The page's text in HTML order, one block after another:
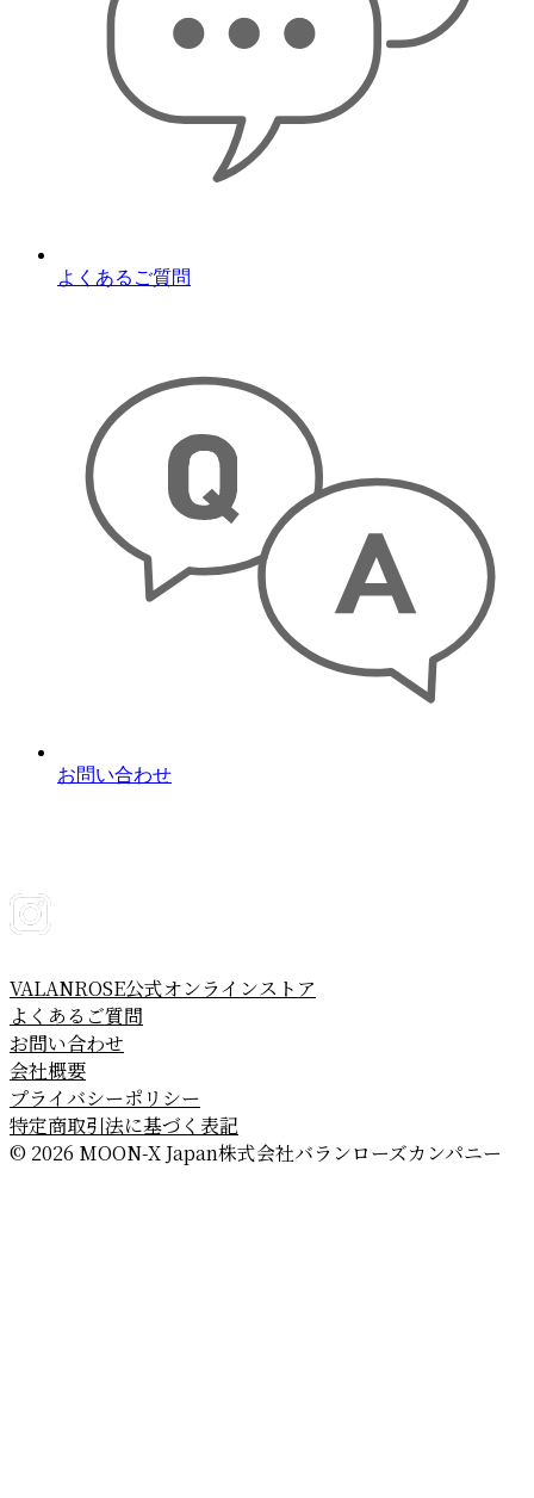
よくあるご質問
お問い合わせ
VALANROSE公式オンラインストア
よくあるご質問
お問い合わせ
会社概要
プライバシーポリシー
特定商取引法に基づく表記
© 2026 MOON-X Japan株式会社バランローズカンパニー